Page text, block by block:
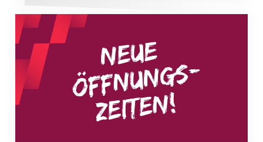
Neue Empfangszeiten ab 1. August 2026